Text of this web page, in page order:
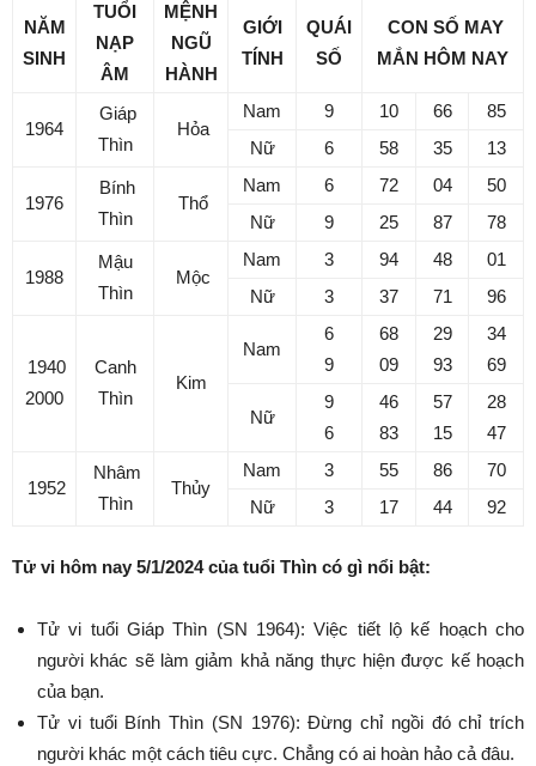
NĂM
SINH
TUỔI
NẠP
ÂM
MỆNH
NGŨ
HÀNH
GIỚI
TÍNH
QUÁI
SỐ
CON SỐ MAY
MẮN HÔM NAY
1964
Giáp
Thìn
Hỏa
Nam 9 10 66
85
Nữ
6 58 35 13
1976
Bính
Thìn
Thổ
Nam 6 72 04
50
Nữ
9 25 87 78
1988
Mậu
Thìn
Mộc
Nam 3 94 48
01
Nữ
3 37 71 96
1940
2000
Canh
Thìn
Kim
Nam
6
9
68
09
29
93
34
69
Nữ
9
6
46
83
57
15
28
47
1952
Nhâm
Thìn
Thủy
Nam 3 55 86
70
Nữ
3 17 44 92
Tử vi hôm nay 5/1/2024 của tuổi Thìn có gì nổi bật:
Tử vi tuổi Giáp Thìn (SN 1964): Việc tiết lộ kế hoạch cho
người khác sẽ làm giảm khả năng thực hiện được kế hoạch
của bạn.
Tử vi tuổi Bính Thìn (SN 1976): Đừng chỉ ngồi đó chỉ trích
người khác một cách tiêu cực. Chẳng có ai hoàn hảo cả đâu.